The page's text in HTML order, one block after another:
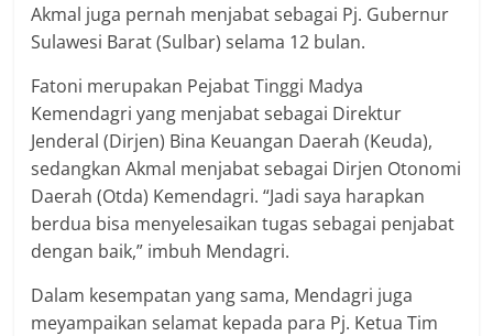
Akmal juga pernah menjabat sebagai Pj. Gubernur
Sulawesi Barat (Sulbar) selama 12 bulan.
Fatoni merupakan Pejabat Tinggi Madya
Kemendagri yang menjabat sebagai Direktur
Jenderal (Dirjen) Bina Keuangan Daerah (Keuda),
sedangkan Akmal menjabat sebagai Dirjen Otonomi
Daerah (Otda) Kemendagri. “Jadi saya harapkan
berdua bisa menyelesaikan tugas sebagai penjabat
dengan baik,” imbuh Mendagri.
Dalam kesempatan yang sama, Mendagri juga
meyampaikan selamat kepada para Pj. Ketua Tim